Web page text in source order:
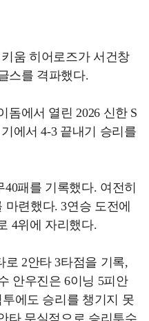
움 히어로즈가 서건창
스를 격파했다.
돔에서 열린 2026 신한 S
에서 4-3 끝내기 승리를
패를 기록했다. 여전히
련했다. 3연승 도전에
4위에 자리했다.
2안타 3타점을 기록,
안우진은 6이닝 5피안
에도 승리를 챙기지 못